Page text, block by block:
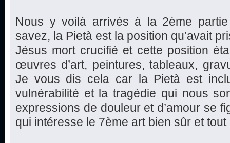
Nous y voilà arrivés à la 2ème
savez, la Pietà est la position qu’avait
Jésus mort crucifié et cette position
œuvres d’art, peintures, tableaux,
Je vous dis cela car la Pietà est
vulnérabilité et la tragédie qui nous
expressions de douleur et d’amour se
qui intéresse le 7ème art bien sûr et